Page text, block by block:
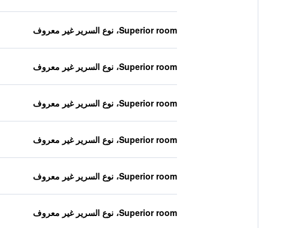
Superior room، نوع السرير غير معروف
Superior room، نوع السرير غير معروف
Superior room، نوع السرير غير معروف
Superior room، نوع السرير غير معروف
Superior room، نوع السرير غير معروف
Superior room، نوع السرير غير معروف